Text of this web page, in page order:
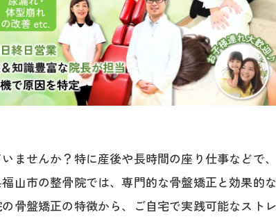
ませんか？特に産後や長時間の座り仕事などで
山市の整骨院では、専門的な骨盤矯正と効果的
骨盤矯正の特徴から、ご自宅で実践可能なスト